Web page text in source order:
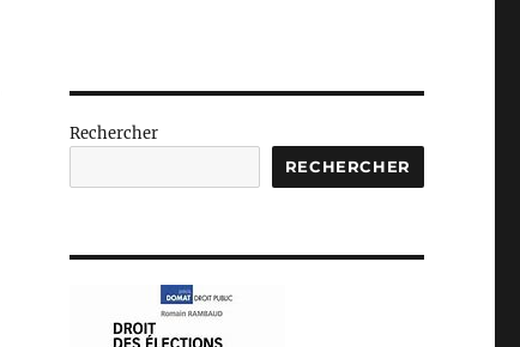
Rechercher
RECHERCHER